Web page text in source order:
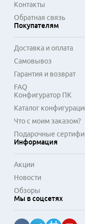
снизить
видеооборудования.
их необходимым
Контакты
Обратная связь
Покупателям
Доставка и оплата
Самовывоз
Гарантия и возврат
FAQ
Конфигуратор ПК
Каталог
Что с моим заказом?
Подарочные
Информация
Акции
Новости
Обзоры
Мы в соцсетях